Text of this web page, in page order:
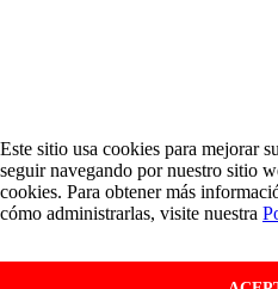
Este sitio usa cookies para mejorar
seguir navegando por nuestro sitio
cookies. Para obtener más
cómo administrarlas, visite nuestra